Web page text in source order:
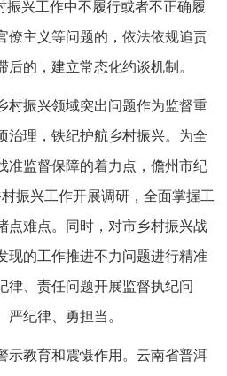
振兴工作中不履行或者不正确履
僚主义等问题的，依法依规追责
的，建立常态化约谈机制。
村振兴领域突出问题作为监督重
治理，铁纪护航乡村振兴。为全
准监督保障的着力点，儋州市纪
振兴工作开展调研，全面掌握工
点难点。同时，对市乡村振兴战
现的工作推进不力问题进行精准
律、责任问题开展监督执纪问
纪律、勇担当。
示教育和震慑作用。云南省普洱